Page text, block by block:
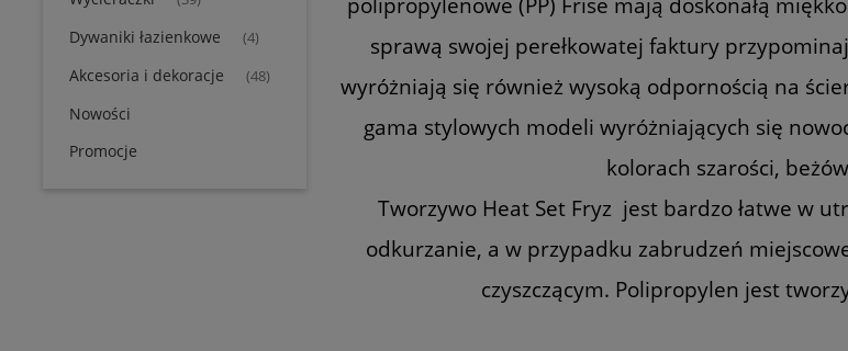
Dywaniki łazienkowe (4)
Akcesoria i dekoracje (48)
Nowości
Promocje
sprawą swojej perełkowatej faktury
wyróżniają się również wysoką odpornością na
gama stylowych modeli wyróżniających się
kolorach szarości,
Tworzywo Heat Set Fryz jest bardzo łatwe w
odkurzanie, a w przypadku zabrudzeń
czyszczącym. Polipropylen jest